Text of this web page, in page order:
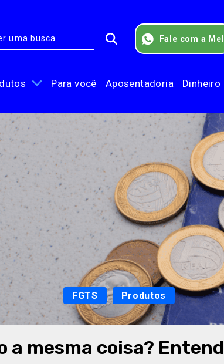
Fale com a Mel
Para você Aposentadoria Dinheiro
FGTS Produtos
a mesma coisa?